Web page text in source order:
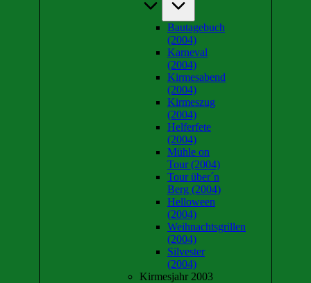
Bautagebuch
(2004)
Karneval
(2004)
Kirmesabend
(2004)
Kirmeszug
(2004)
Helferfete
(2004)
Mühle on
Tour (2004)
Tour über´n
Berg (2004)
Helloween
(2004)
Weihnachtsgrillen
(2004)
Silvester
(2004)
Kirmesjahr 2003